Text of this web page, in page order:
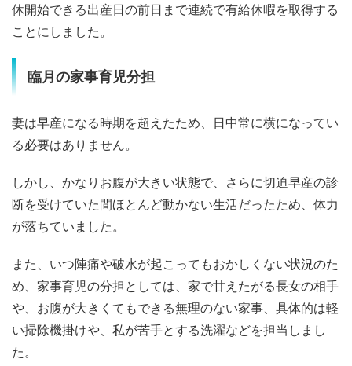
休開始できる出産日の前日まで連続で有給休暇を取得する
ことにしました。
臨月の家事育児分担
妻は早産になる時期を超えたため、日中常に横になってい
る必要はありません。
しかし、かなりお腹が大きい状態で、さらに切迫早産の診
断を受けていた間ほとんど動かない生活だったため、体力
が落ちていました。
また、いつ陣痛や破水が起こってもおかしくない状況のた
め、家事育児の分担としては、家で甘えたがる長女の相手
や、お腹が大きくてもできる無理のない家事、具体的は軽
い掃除機掛けや、私が苦手とする洗濯などを担当しまし
た。